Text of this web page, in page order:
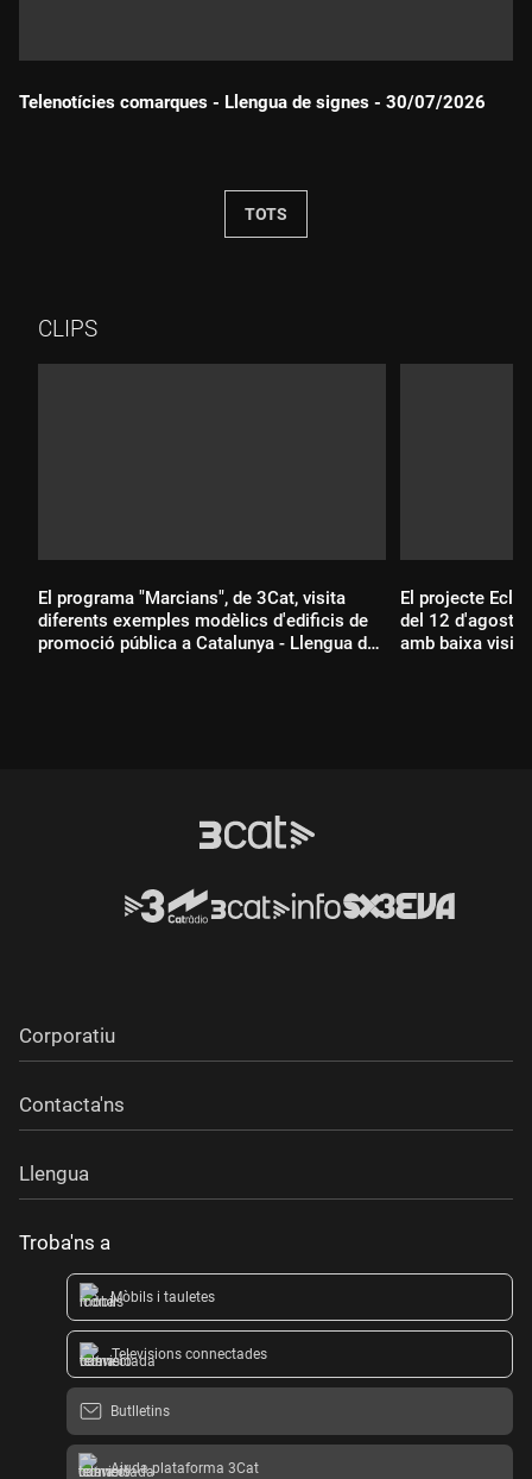
Telenotícies comarques - Llengua de signes - 30/07/2026
TOTS
CLIPS
El programa "Marcians", de 3Cat, visita
diferents exemples modèlics d'edificis de
promoció pública a Catalunya - Llengua de
El projecte
del 12 d'agost
amb baixa visió
Corporatiu
Contacta'ns
Llengua
Troba'ns a
Mòbils i tauletes
Televisions connectades
Butlletins
Ajuda plataforma 3Cat